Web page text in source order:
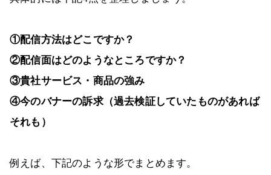
①配信方法はどこですか？
②配信面はどのようなところですか？
③貴社サービス・商品の強み
④今のバナーの訴求（過去検証していたものがあれば
それも）
例えば、下記のような形でまとめます。